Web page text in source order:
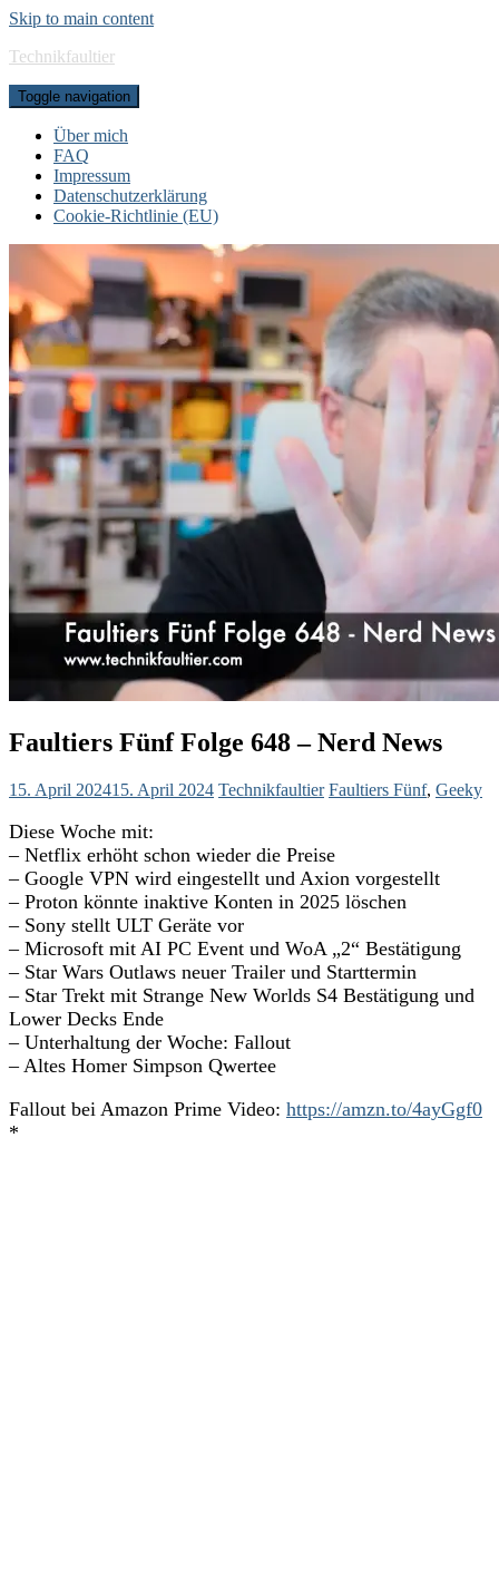
Skip to main content
Technikfaultier
Toggle navigation
Über mich
FAQ
Impressum
Datenschutzerklärung
Cookie-Richtlinie (EU)
Faultiers Fünf Folge 648 – Nerd News
15. April 202415. April 2024 Technikfaultier Faultiers Fünf, Geeky
Diese Woche mit:
– Netflix erhöht schon wieder die Preise
– Google VPN wird eingestellt und Axion vorgestellt
– Proton könnte inaktive Konten in 2025 löschen
– Sony stellt ULT Geräte vor
– Microsoft mit AI PC Event und WoA „2“ Bestätigung
– Star Wars Outlaws neuer Trailer und Starttermin
– Star Trekt mit Strange New Worlds S4 Bestätigung und
Lower Decks Ende
– Unterhaltung der Woche: Fallout
– Altes Homer Simpson Qwertee
Fallout bei Amazon Prime Video: https://amzn.to/4ayGgf0
*